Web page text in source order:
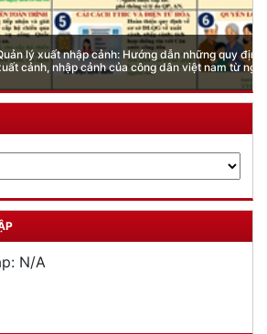
cảnh: Hướng dẫn những quy định mới trong lĩnh
của công dân việt nam từ ngày 01/7/2026
N/A